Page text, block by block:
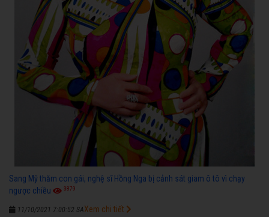
Sang Mỹ thăm con gái, nghệ sĩ Hồng Nga bị cảnh sát giam ô tô vì chạy
ngược chiều
3879
11/10/2021 7:00:52 SAXem chi tiết